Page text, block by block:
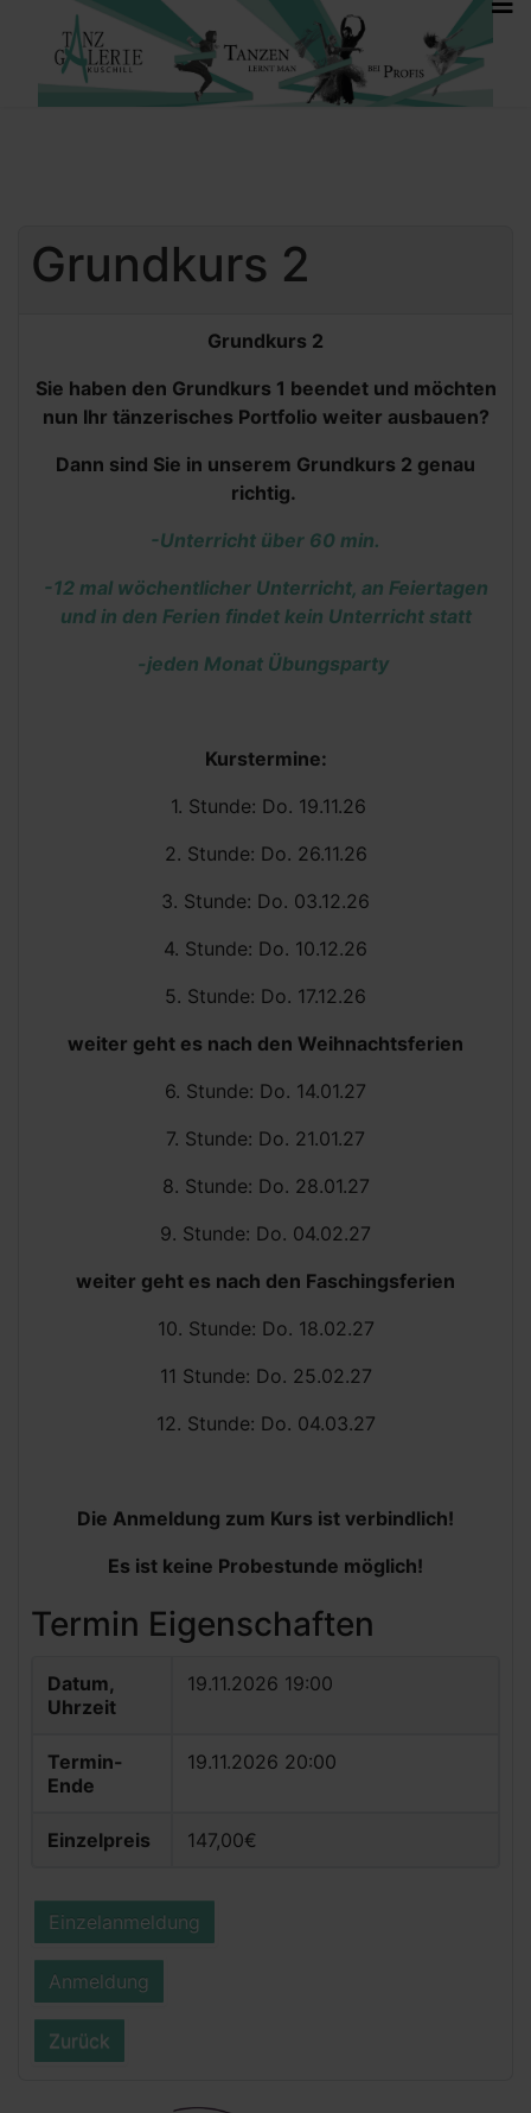
Grundkurs 2
Grundkurs 2
Sie haben den Grundkurs 1 beendet und möchten
nun Ihr tänzerisches Portfolio weiter ausbauen?
Dann sind Sie in unserem Grundkurs 2 genau
richtig.
-Unterricht über 60 min.
-12 mal wöchentlicher Unterricht, an Feiertagen
und in den Ferien findet kein Unterricht statt
-jeden Monat Übungsparty
Kurstermine:
1. Stunde: Do. 19.11.26
2. Stunde: Do. 26.11.26
3. Stunde: Do. 03.12.26
4. Stunde: Do. 10.12.26
5. Stunde: Do. 17.12.26
weiter geht es nach den Weihnachtsferien
6. Stunde: Do. 14.01.27
7. Stunde: Do. 21.01.27
8. Stunde: Do. 28.01.27
9. Stunde: Do. 04.02.27
weiter geht es nach den Faschingsferien
10. Stunde: Do. 18.02.27
11 Stunde: Do. 25.02.27
12. Stunde: Do. 04.03.27
Die Anmeldung zum Kurs ist verbindlich!
Es ist keine Probestunde möglich!
Termin Eigenschaften
Datum,
Uhrzeit
19.11.2026 19:00
Termin-
Ende
19.11.2026 20:00
Einzelpreis 147,00€
Einzelanmeldung
Anmeldung
Zurück